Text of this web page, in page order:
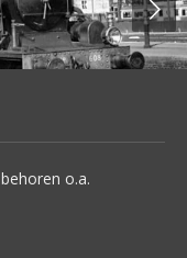
behoren o.a.